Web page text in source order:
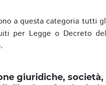
a questa categoria tutti
per Legge o Decreto
giuridiche,